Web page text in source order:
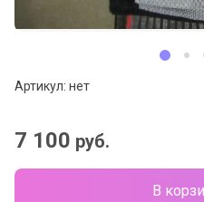
Артикул: нет
7 100 руб.
В